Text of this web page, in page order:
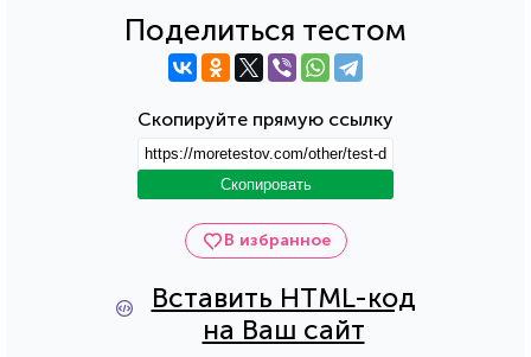
В избранное
Вставить HTML-код
на Ваш сайт
Поделиться тестом
Скопируйте прямую ссылку
Скопировать